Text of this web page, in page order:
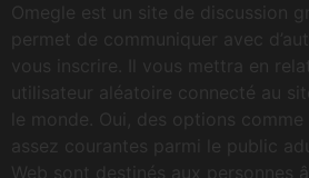
Omegle est un site de discussion
permet de communiquer avec
vous inscrire. Il vous mettra en
utilisateur aléatoire connecté au
le monde. Oui, des options
assez courantes parmi le public
Web sont destinés aux personnes